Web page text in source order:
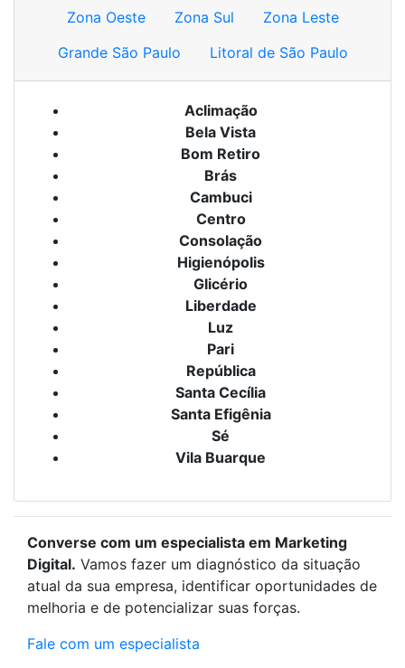
Zona Oeste
Zona Sul
Zona Leste
Grande São Paulo
Litoral de São Paulo
Aclimação
Bela Vista
Bom Retiro
Brás
Cambuci
Centro
Consolação
Higienópolis
Glicério
Liberdade
Luz
Pari
República
Santa Cecília
Santa Efigênia
Sé
Vila Buarque
Converse com um especialista em Marketing
Digital. Vamos fazer um diagnóstico da situação
atual da sua empresa, identificar oportunidades de
melhoria e de potencializar suas forças.
Fale com um especialista